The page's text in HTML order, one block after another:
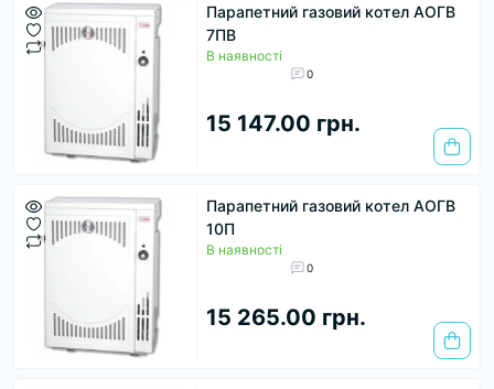
Парапетний газовий котел АОГВ
7ПВ
В наявності
0
15 147.00 грн.
Парапетний газовий котел АОГВ
10П
В наявності
0
15 265.00 грн.